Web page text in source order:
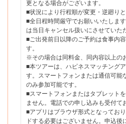
更となる場合がございます。
■状況により行程順が変更・逆廻り
■全日程時間厳守でお願いいたしま
は当日キャンセル扱いにさせていた
■ご出発前日以降のご予約は食事内
す。
※その場合は同料金、同内容以上の
■本ツアーは、ハピネスマッチング
す。スマートフォンまたは通信可能
のみ参加可能です。
■スマートフォンまたはタブレット
ません。電話での申し込みも受付て
■アプリはブラウザ形式となってお
ドする必要はございません。申込後